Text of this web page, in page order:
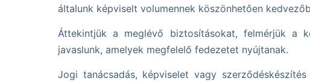
általunk képviselt volumennek köszönhetően
Áttekintjük a meglévő biztosításokat, felmérjük a
javaslunk, amelyek megfelelő fedezetet nyújtanak.
Jogi tanácsadás, képviselet vagy